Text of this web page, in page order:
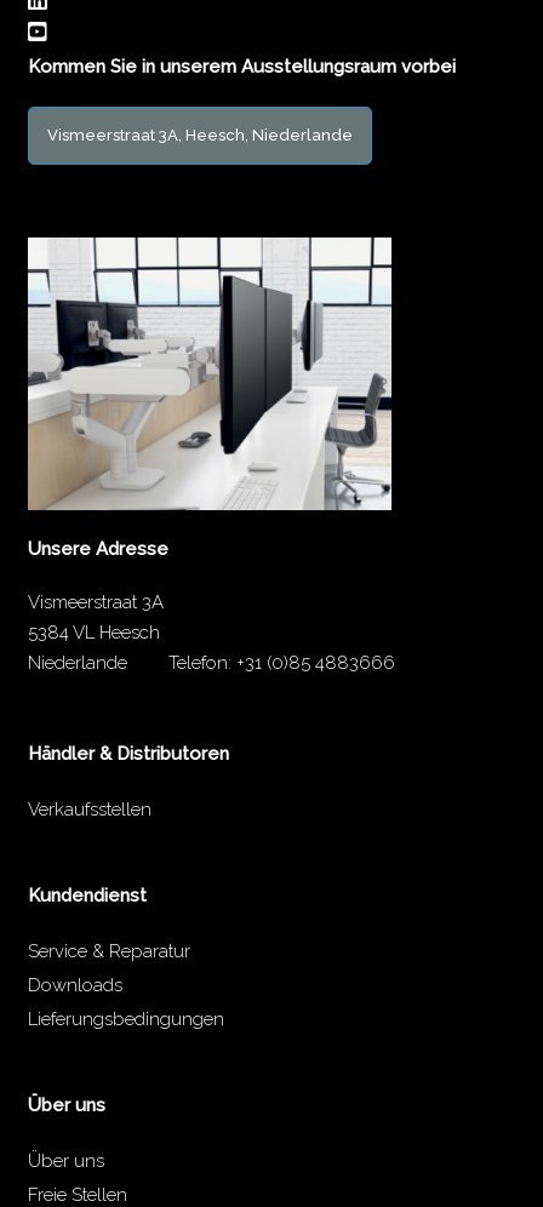
Kommen Sie in unserem Ausstellungsraum vorbei
Vismeerstraat 3A, Heesch, Niederlande
Unsere Adresse
Vismeerstraat 3A
5384 VL Heesch
Niederlande
Telefon: +31 (0)85 4883666
Händler & Distributoren
Verkaufsstellen
Kundendienst
Service & Reparatur
Downloads
Lieferungsbedingungen
Über uns
Über uns
Freie Stellen